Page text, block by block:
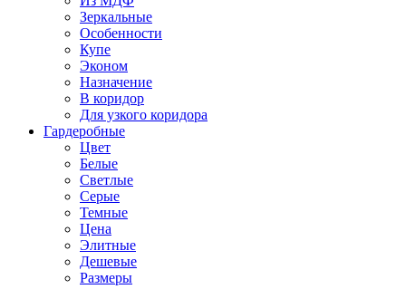
Зеркальные
Особенности
Купе
Эконом
Назначение
В коридор
Для узкого коридора
Гардеробные
Цвет
Белые
Светлые
Серые
Темные
Цена
Элитные
Дешевые
Размеры